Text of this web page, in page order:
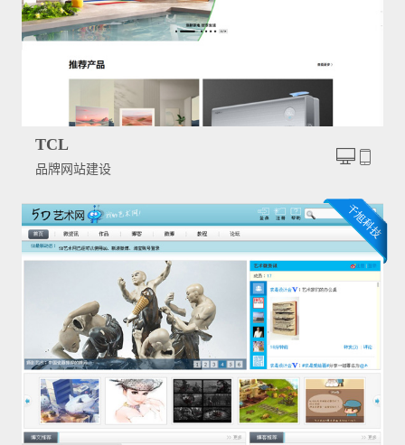
TCL
品牌网站建设